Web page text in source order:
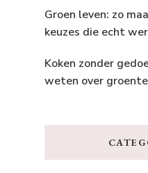
Groen leven: zo
keuzes die echt
Koken zonder
weten over